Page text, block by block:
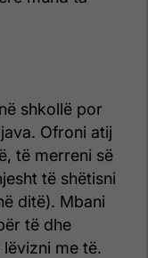
shkollë por
Ofroni atij
të merreni së
të shëtisni
ditë). Mbani
të dhe
me të.